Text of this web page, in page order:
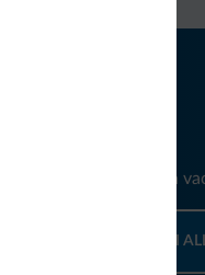
e news per la tua
ISCRIVITI